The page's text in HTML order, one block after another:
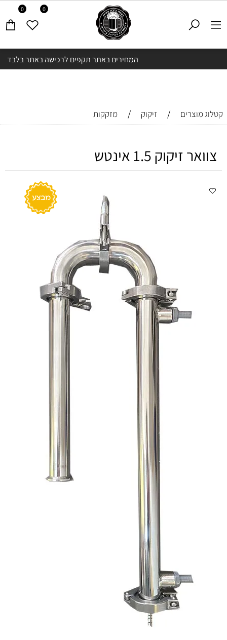
המחירים באתר תקפים לרכישה באתר בלבד
0 0
קטלוג מוצרים / זיקוק / מזקקות
צוואר זיקוק 1.5 אינטש